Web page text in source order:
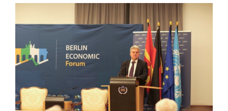
КАБИНЕТ